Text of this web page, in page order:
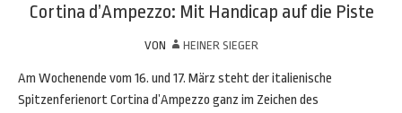
Cortina d’Ampezzo: Mit Handicap auf die Piste
VON HEINER SIEGER
Am Wochenende vom 16. und 17. März steht der italienische
Spitzenferienort Cortina d’Ampezzo ganz im Zeichen des